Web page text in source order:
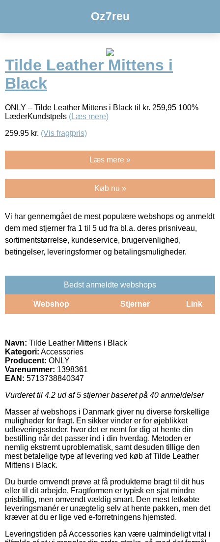
Oz7reu
Tilde Leather Mittens i
Black
ONLY – Tilde Leather Mittens i Black til kr. 259,95 100%
LæderKundstpels (Læs mere)
259.95 kr. (Vis fragtpris)
Læs mere »
Køb nu »
Vi har gennemgået de mest populære webshops og anmeldt
dem med stjerner fra 1 til 5 ud fra bl.a. deres prisniveau,
sortimentstørrelse, kundeservice, brugervenlighed,
betingelser, leveringsformer og betalingsmuligheder.
Bedst anmeldte webshops
Webshop Stjerner Link
Navn: Tilde Leather Mittens i Black
Kategori: Accessories
Producent: ONLY
Varenummer: 1398361
EAN: 5713738840347
Vurderet til 4.2 ud af 5 stjerner baseret på 40 anmeldelser
Masser af webshops i Danmark giver nu diverse forskellige
muligheder for fragt. En sikker vinder er for øjeblikket
udleveringssteder, hvor det er nemt for dig at hente din
bestilling når det passer ind i din hverdag. Metoden er
nemlig ekstremt uproblematisk, samt desuden tillige den
mest betalelige type af levering ved køb af Tilde Leather
Mittens i Black.
Du burde omvendt prøve at få produkterne bragt til dit hus
eller til dit arbejde. Fragtformen er typisk en sjat mindre
prisbillig, men omvendt vældig smart. Den mest letkøbte
leveringsmanér er unægtelig selv at hente pakken, men det
kræver at du er lige ved e-forretningens hjemsted.
Leveringstiden på Accessories kan være ualmindeligt vital i